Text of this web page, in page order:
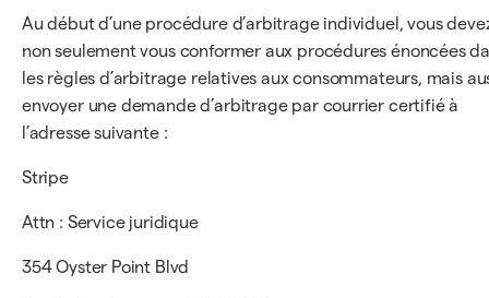
Au début d’une procédure d’arbitrage individuel, vous
non seulement vous conformer aux procédures énoncées
les règles d’arbitrage relatives aux consommateurs, mais
envoyer une demande d’arbitrage par courrier certifié à
l’adresse suivante :
Stripe
Attn : Service juridique
354 Oyster Point Blvd